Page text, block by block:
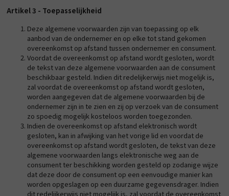
Artikel 3 - Toepasselijkheid
Deze algemene voorwaarden zijn van toepassing op elk
aanbod van de ondernemer en op elke tot stand gekomen
overeenkomst op afstand tussen ondernemer en consument.
Voordat de overeenkomst op afstand wordt gesloten, wordt
de tekst van deze algemene voorwaarden aan de consument
beschikbaar gesteld. Indien dit redelijkerwijs niet mogelijk is,
zal voordat de overeenkomst op afstand wordt gesloten,
worden aangegeven dat de algemene voorwaarden bij de
ondernemer zijn in te zien en zij op verzoek van de consument
zo spoedig mogelijk kosteloos worden toegezonden.
Indien de overeenkomst op afstand elektronisch wordt
gesloten, kan in afwijking van het vorige lid en voordat de
overeenkomst op afstand wordt gesloten, de tekst van deze
algemene voorwaarden langs elektronische weg aan de
consument ter beschikking worden gesteld op zodanige wijze
dat deze door de consument op een eenvoudige manier kan
worden opgeslagen op een duurzame gegevensdrager. Indien
dit redelijkerwijs niet mogelijk is, zal voordat de overeenkomst